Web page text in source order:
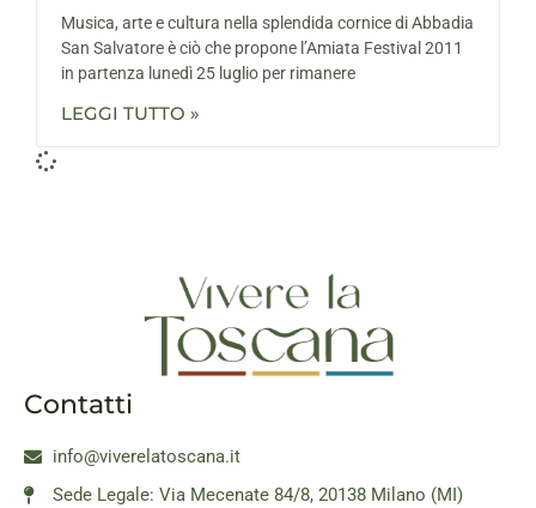
Musica, arte e cultura nella splendida cornice di Abbadia
San Salvatore è ciò che propone l’Amiata Festival 2011
in partenza lunedì 25 luglio per rimanere
LEGGI TUTTO »
Contatti
info@viverelatoscana.it
Sede Legale: Via Mecenate 84/8, 20138 Milano (MI)